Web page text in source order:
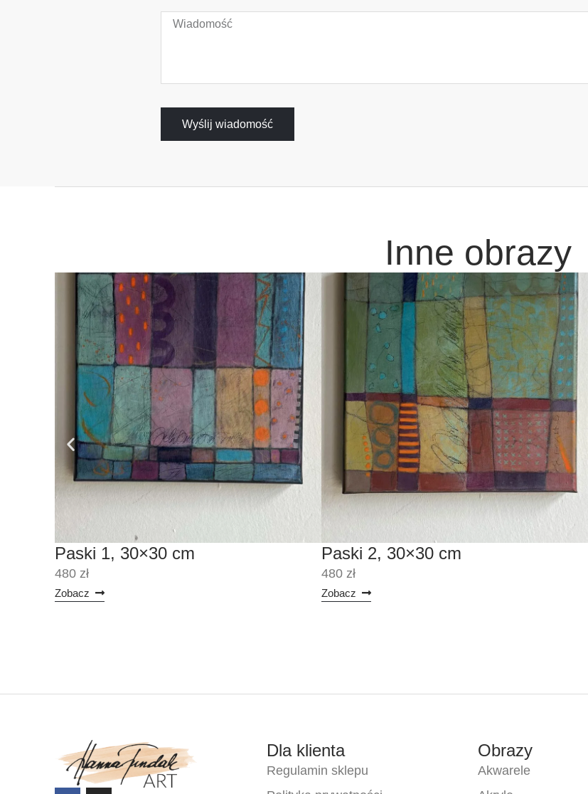
Wyślij wiadomość
Inne obrazy
Paski 1, 30×30 cm
480 zł
Zobacz
Paski 2, 30×30 cm
480 zł
Zobacz
Dla klienta
Regulamin sklepu
Obrazy
Akwarele